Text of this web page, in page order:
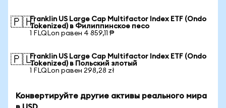
🇵🇭Franklin US Large Cap Multifactor Index ETF (Ondo
Tokenized) в Филиппинское песо
1 FLQLon равен 4 859,11 ₱
🇵🇱Franklin US Large Cap Multifactor Index ETF (Ondo
Tokenized) в Польский злотый
1 FLQLon равен 298,28 zł
Конвертируйте другие активы реального мира